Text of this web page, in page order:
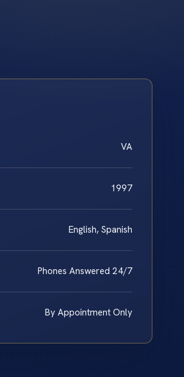
VA
1997
English, Spanish
Phones Answered 24/7
By Appointment Only